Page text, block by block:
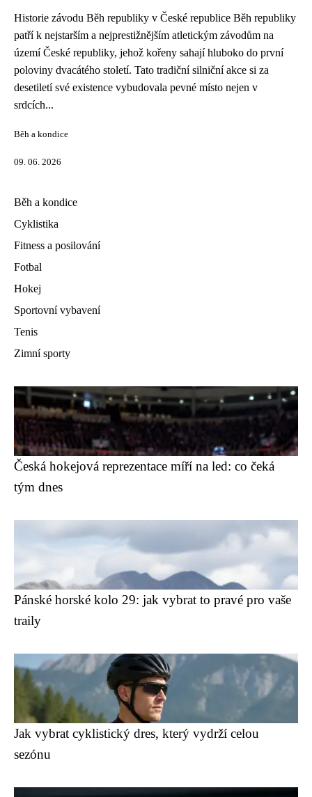
Historie závodu Běh republiky v České republice Běh republiky
patří k nejstarším a nejprestižnějším atletickým závodům na
území České republiky, jehož kořeny sahají hluboko do první
poloviny dvacátého století. Tato tradiční silniční akce si za
desetiletí své existence vybudovala pevné místo nejen v
srdcích...
Běh a kondice
09. 06. 2026
Běh a kondice
Cyklistika
Fitness a posilování
Fotbal
Hokej
Sportovní vybavení
Tenis
Zimní sporty
Česká hokejová reprezentace míří na led: co čeká
tým dnes
Pánské horské kolo 29: jak vybrat to pravé pro vaše
traily
Jak vybrat cyklistický dres, který vydrží celou
sezónu